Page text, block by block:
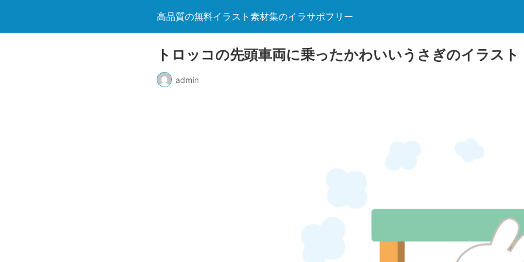
高品質の無料イラスト素材集のイラサポフリー
トロッコの先頭車両に乗ったかわいいうさぎのイラスト
admin